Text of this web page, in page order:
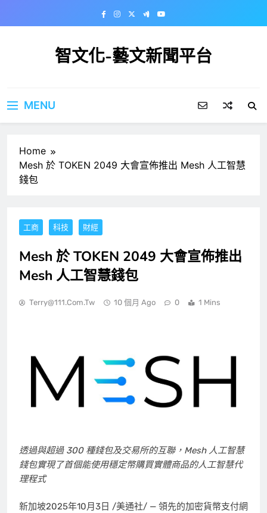
智文化-藝文新聞平台
MENU
Home
Mesh 於 TOKEN 2049 大會宣佈推出 Mesh 人工智慧
錢包
工商 科技 財經
Mesh 於 TOKEN 2049 大會宣佈推出
Mesh 人工智慧錢包
Terry@111.com.tw 10 個月 Ago 0 1 Mins
透過與超過 300 種錢包及交易所的互聯，Mesh 人工智慧
錢包實現了首個能使用穩定幣購買實體商品的人工智慧代
理程式
新加坡2025年10月3日 /美通社/ — 領先的加密貨幣支付網